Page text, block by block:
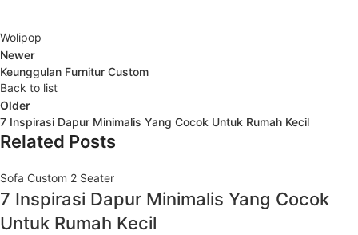
Wolipop
Newer
Keunggulan Furnitur Custom
Back to list
Older
7 Inspirasi Dapur Minimalis Yang Cocok Untuk Rumah Kecil
Related Posts
Sofa Custom 2 Seater
7 Inspirasi Dapur Minimalis Yang Cocok
Untuk Rumah Kecil